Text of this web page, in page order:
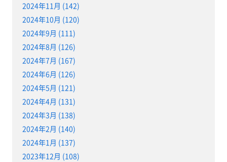
2024年11月 (142)
2024年10月 (120)
2024年9月 (111)
2024年8月 (126)
2024年7月 (167)
2024年6月 (126)
2024年5月 (121)
2024年4月 (131)
2024年3月 (138)
2024年2月 (140)
2024年1月 (137)
2023年12月 (108)